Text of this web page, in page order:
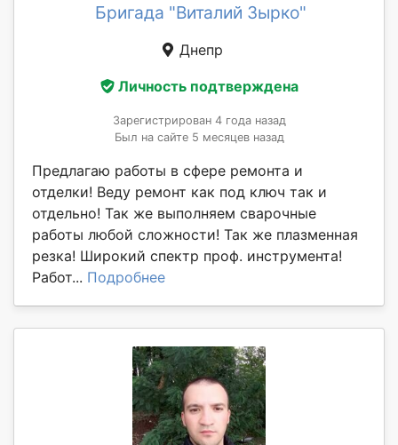
Бригада "Виталий Зырко"
Днепр
Личность подтверждена
Зарегистрирован 4 года назад
Был на сайте 5 месяцев назад
Предлагаю работы в сфере ремонта и
отделки! Веду ремонт как под ключ так и
отдельно! Так же выполняем сварочные
работы любой сложности! Так же плазменная
резка! Широкий спектр проф. инструмента!
Работ... Подробнее